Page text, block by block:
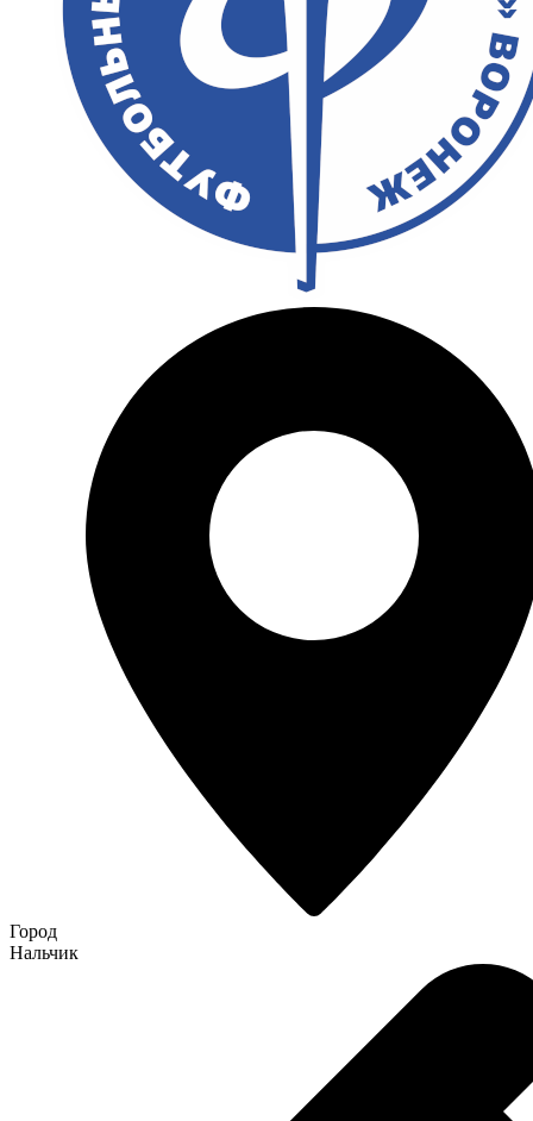
Город
Нальчик